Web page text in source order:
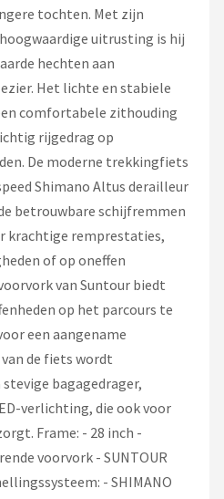
tochten. Met zijn
uitrusting is hij
hechten aan
Het lichte en stabiele
comfortabele zithouding
rijgedrag op
De moderne trekkingfiets
Shimano Altus derailleur
betrouwbare schijfremmen
krachtige remprestaties,
of op oneffen
van Suntour biedt
op het parcours te
een aangename
de fiets wordt
bagagedrager,
verlichting, die ook voor
Frame: - 28 inch -
voorvork - SUNTOUR
- SHIMANO